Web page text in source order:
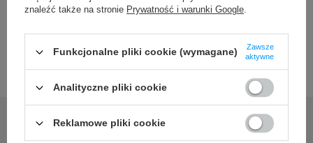
znaleźć także na stronie Prywatność i warunki Google.
Funkcjonalne pliki cookie (wymagane)
Zawsze
aktywne
Analityczne pliki cookie
Reklamowe pliki cookie